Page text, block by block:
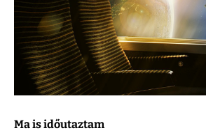
Ma is időutaztam